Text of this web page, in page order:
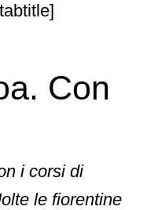
Con
i corsi di
le fiorentine